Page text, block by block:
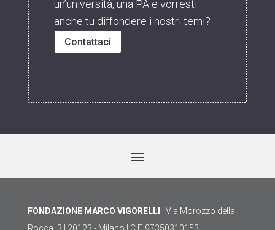
un’università, una PA e vorresti
anche tu diffondere i nostri temi?
Contattaci
FONDAZIONE MARCO VIGORELLI
| Via Morozzo della